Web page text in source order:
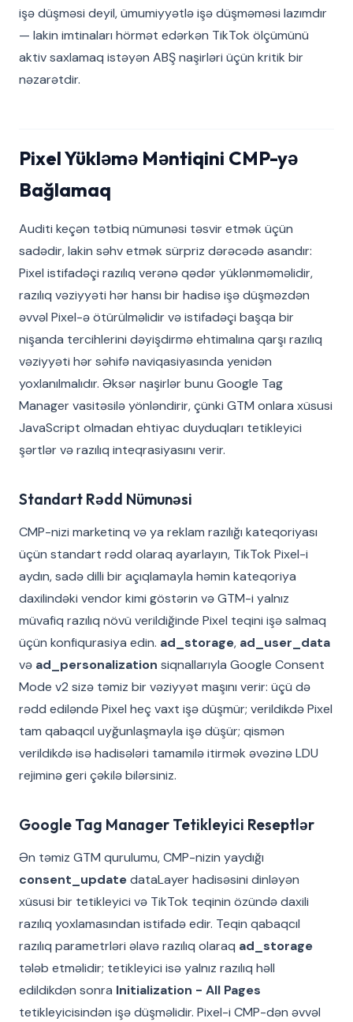
işə düşməsi deyil, ümumiyyətlə işə düşməməsi lazımdır
— lakin imtinaları hörmət edərkən TikTok ölçümünü
aktiv saxlamaq istəyən ABŞ naşirləri üçün kritik bir
nəzarətdir.
Pixel Yükləmə Məntiqini CMP-yə
Bağlamaq
Auditi keçən tətbiq nümunəsi təsvir etmək üçün
sadədir, lakin səhv etmək sürpriz dərəcədə asandır:
Pixel istifadəçi razılıq verənə qədər yüklənməməlidir,
razılıq vəziyyəti hər hansı bir hadisə işə düşməzdən
əvvəl Pixel-ə ötürülməlidir və istifadəçi başqa bir
nişanda tercihlerini dəyişdirmə ehtimalına qarşı razılıq
vəziyyəti hər səhifə naviqasiyasında yenidən
yoxlanılmalıdır. Əksər naşirlər bunu Google Tag
Manager vasitəsilə yönləndirir, çünki GTM onlara xüsusi
JavaScript olmadan ehtiyac duyduqları tetikleyici
şərtlər və razılıq inteqrasiyasını verir.
Standart Rədd Nümunəsi
CMP-nizi marketinq və ya reklam razılığı kateqoriyası
üçün standart rədd olaraq ayarlayın, TikTok Pixel-i
aydın, sadə dilli bir açıqlamayla həmin kateqoriya
daxilindəki vendor kimi göstərin və GTM-i yalnız
müvafiq razılıq növü verildiğinde Pixel teqini işə salmaq
üçün konfiqurasiya edin. ad_storage, ad_user_data
və ad_personalization siqnallarıyla Google Consent
Mode v2 sizə təmiz bir vəziyyət maşını verir: üçü də
rədd ediləndə Pixel heç vaxt işə düşmür; verildikdə Pixel
tam qabaqcıl uyğunlaşmayla işə düşür; qismən
verildikdə isə hadisələri tamamilə itirmək əvəzinə LDU
rejiminə geri çəkilə bilərsiniz.
Google Tag Manager Tetikleyici Reseptlər
Ən təmiz GTM qurulumu, CMP-nizin yaydığı
consent_updatedataLayer hadisəsini dinləyən
xüsusi bir tetikleyici və TikTok teqinin özündə daxili
razılıq yoxlamasından istifadə edir. Teqin qabaqcıl
razılıq parametrləri əlavə razılıq olaraq ad_storage
tələb etməlidir; tetikleyici isə yalnız razılıq həll
edildikdən sonra Initialization - All Pages
tetikleyicisindən işə düşməlidir. Pixel-i CMP-dən əvvəl